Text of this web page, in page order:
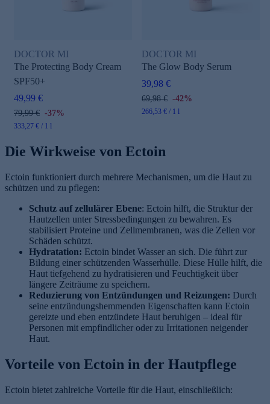
DOCTOR MI
The Protecting Body Cream
SPF50+
49,99 €
79,99 € -37%
333,27 € / 1 l
DOCTOR MI
The Glow Body Serum
39,98 €
69,98 € -42%
266,53 € / 1 l
Die Wirkweise von Ectoin
Ectoin funktioniert durch mehrere Mechanismen, um die Haut zu
schützen und zu pflegen:
Schutz auf zellulärer Ebene: Ectoin hilft, die Struktur der
Hautzellen unter Stressbedingungen zu bewahren. Es
stabilisiert Proteine und Zellmembranen, was die Zellen vor
Schäden schützt.
Hydratation: Ectoin bindet Wasser an sich. Die führt zur
Bildung einer schützenden Wasserhülle. Diese Hülle hilft, die
Haut tiefgehend zu hydratisieren und Feuchtigkeit über
längere Zeiträume zu speichern.
Reduzierung von Entzündungen und Reizungen: Durch
seine entzündungshemmenden Eigenschaften kann Ectoin
gereizte und eben entzündete Haut beruhigen – ideal für
Personen mit empfindlicher oder zu Irritationen neigender
Haut.
Vorteile von Ectoin in der Hautpflege
Ectoin bietet zahlreiche Vorteile für die Haut, einschließlich: